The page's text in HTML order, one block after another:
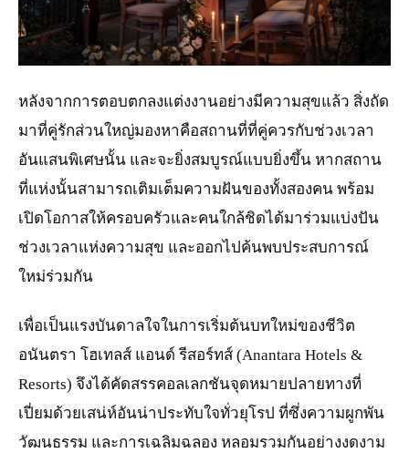
JPG
หลังจากการตอบตกลงแต่งงานอย่างมีความสุขแล้ว สิ่งถัด
มาที่คู่รักส่วนใหญ่มองหาคือสถานที่ที่คู่ควรกับช่วงเวลา
อันแสนพิเศษนั้น และจะยิ่งสมบูรณ์แบบยิ่งขึ้น หากสถาน
ที่แห่งนั้นสามารถเติมเต็มความฝันของทั้งสองคน พร้อม
เปิดโอกาสให้ครอบครัวและคนใกล้ชิดได้มาร่วมแบ่งปัน
ช่วงเวลาแห่งความสุข และออกไปค้นพบประสบการณ์
ใหม่ร่วมกัน
เพื่อเป็นแรงบันดาลใจในการเริ่มต้นบทใหม่ของชีวิต
อนันตรา โฮเทลส์ แอนด์ รีสอร์ทส์ (Anantara Hotels &
Resorts) จึงได้คัดสรรคอลเลกชันจุดหมายปลายทางที่
เปี่ยมด้วยเสน่ห์อันน่าประทับใจทั่วยุโรป ที่ซึ่งความผูกพัน
วัฒนธรรม และการเฉลิมฉลอง หลอมรวมกันอย่างงดงาม